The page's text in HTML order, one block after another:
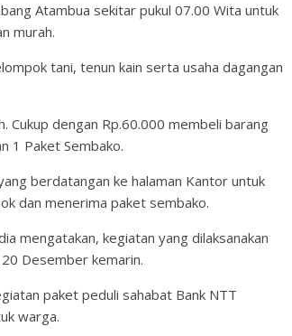
Atambua sekitar pukul 07.00 Wita untuk
murah.
tani, tenun kain serta usaha dagangan
Cukup dengan Rp.60.000 membeli barang
1 Paket Sembako.
berdatangan ke halaman Kantor untuk
dan menerima paket sembako.
mengatakan, kegiatan yang dilaksanakan
Desember kemarin.
paket peduli sahabat Bank NTT
warga.